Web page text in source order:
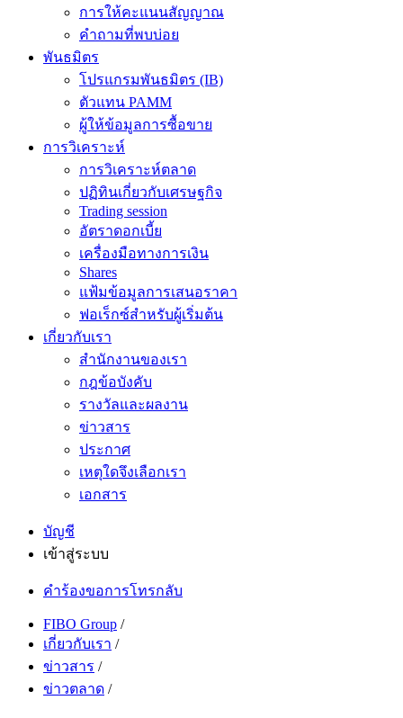
การให้คะแนนสัญญาณ
คำถามที่พบบ่อย
พันธมิตร
โปรแกรมพันธมิตร (IB)
ตัวแทน PAMM
ผู้ให้ข้อมูลการซื้อขาย
การวิเคราะห์
การวิเคราะห์ตลาด
ปฏิทินเกี่ยวกับเศรษฐกิจ
Trading session
อัตราดอกเบี้ย
เครื่องมือทางการเงิน
Shares
แฟ้มข้อมูลการเสนอราคา
ฟอเร็กซ์สำหรับผู้เริ่มต้น
เกี่ยวกับเรา
สำนักงานของเรา
กฎข้อบังคับ
รางวัลและผลงาน
ข่าวสาร
ประกาศ
เหตุใดจึงเลือกเรา
เอกสาร
บัญชี
เข้าสู่ระบบ
คำร้องขอการโทรกลับ
FIBO Group /
เกี่ยวกับเรา /
ข่าวสาร /
ข่าวตลาด /